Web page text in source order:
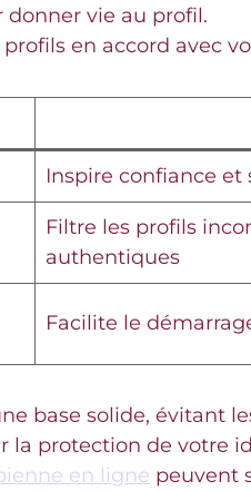
vie au profil.
en accord avec
Inspire confiance
Filtre les profils
authentiques
Facilite le
base solide, évitant
protection de votre
en ligne peuvent